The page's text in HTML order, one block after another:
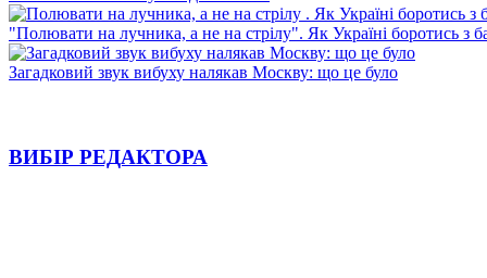
"Полювати на лучника, а не на стрілу". Як Україні боротись з
Загадковий звук вибуху налякав Москву: що це було
ВИБІР РЕДАКТОРА